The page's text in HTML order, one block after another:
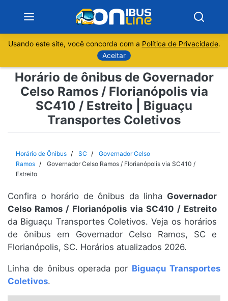
Sobre
Minas Gerais
Rio de Janeiro
Paraná
Santa Catarina
Rio Grande do Sul
Usando este site, você concorda com a Política de Privacidade.
Aceitar
Horário de ônibus de Governador
Celso Ramos / Florianópolis via
SC410 / Estreito | Biguaçu
Transportes Coletivos
Horário de Ônibus SC
Governador Celso
Ramos
Governador Celso Ramos / Florianópolis via SC410 /
Estreito
Confira o horário de ônibus da linha Governador
Celso Ramos / Florianópolis via SC410 / Estreito
da Biguaçu Transportes Coletivos. Veja os horários
de ônibus em Governador Celso Ramos, SC e
Florianópolis, SC. Horários atualizados 2026.
Linha de ônibus operada por Biguaçu Transportes
Coletivos.